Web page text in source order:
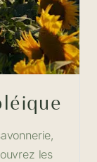
les